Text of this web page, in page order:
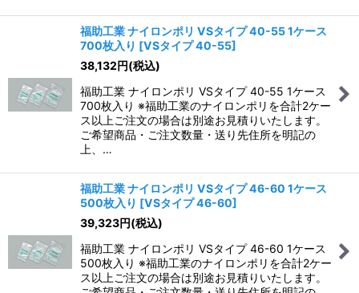
福助工業 ナイロンポリ VSタイプ 40-55 1ケース
700枚入り [VSタイプ 40-55]
38,132円(税込)
福助工業 ナイロンポリ VSタイプ 40-55 1ケース
700枚入り ※福助工業のナイロンポリを合計2ケー
ス以上ご注文の場合は別途お見積りいたします。
ご希望商品・ご注文数量・送り先住所を明記の
上、…
福助工業 ナイロンポリ VSタイプ 46-60 1ケース
500枚入り [VSタイプ 46-60]
39,323円(税込)
福助工業 ナイロンポリ VSタイプ 46-60 1ケース
500枚入り ※福助工業のナイロンポリを合計2ケー
ス以上ご注文の場合は別途お見積りいたします。